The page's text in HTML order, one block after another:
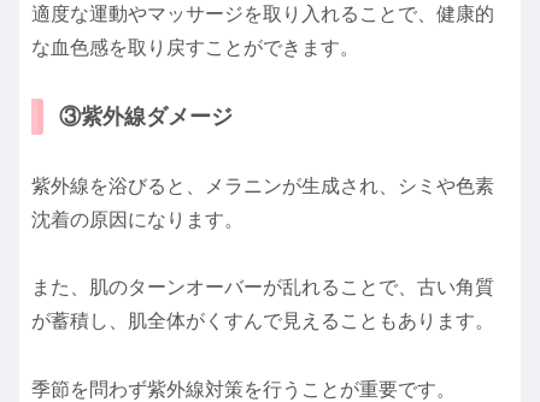
適度な運動やマッサージを取り入れることで、健康的
な血色感を取り戻すことができます。
③紫外線ダメージ
紫外線を浴びると、メラニンが生成され、シミや色素
沈着の原因になります。
また、肌のターンオーバーが乱れることで、古い角質
が蓄積し、肌全体がくすんで見えることもあります。
季節を問わず紫外線対策を行うことが重要です。